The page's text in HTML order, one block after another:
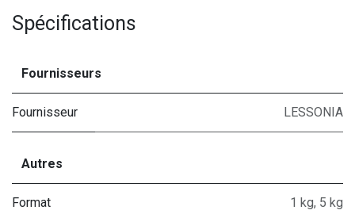
Spécifications
Fournisseurs
Fournisseur LESSONIA
Autres
Format 1 kg, 5 kg